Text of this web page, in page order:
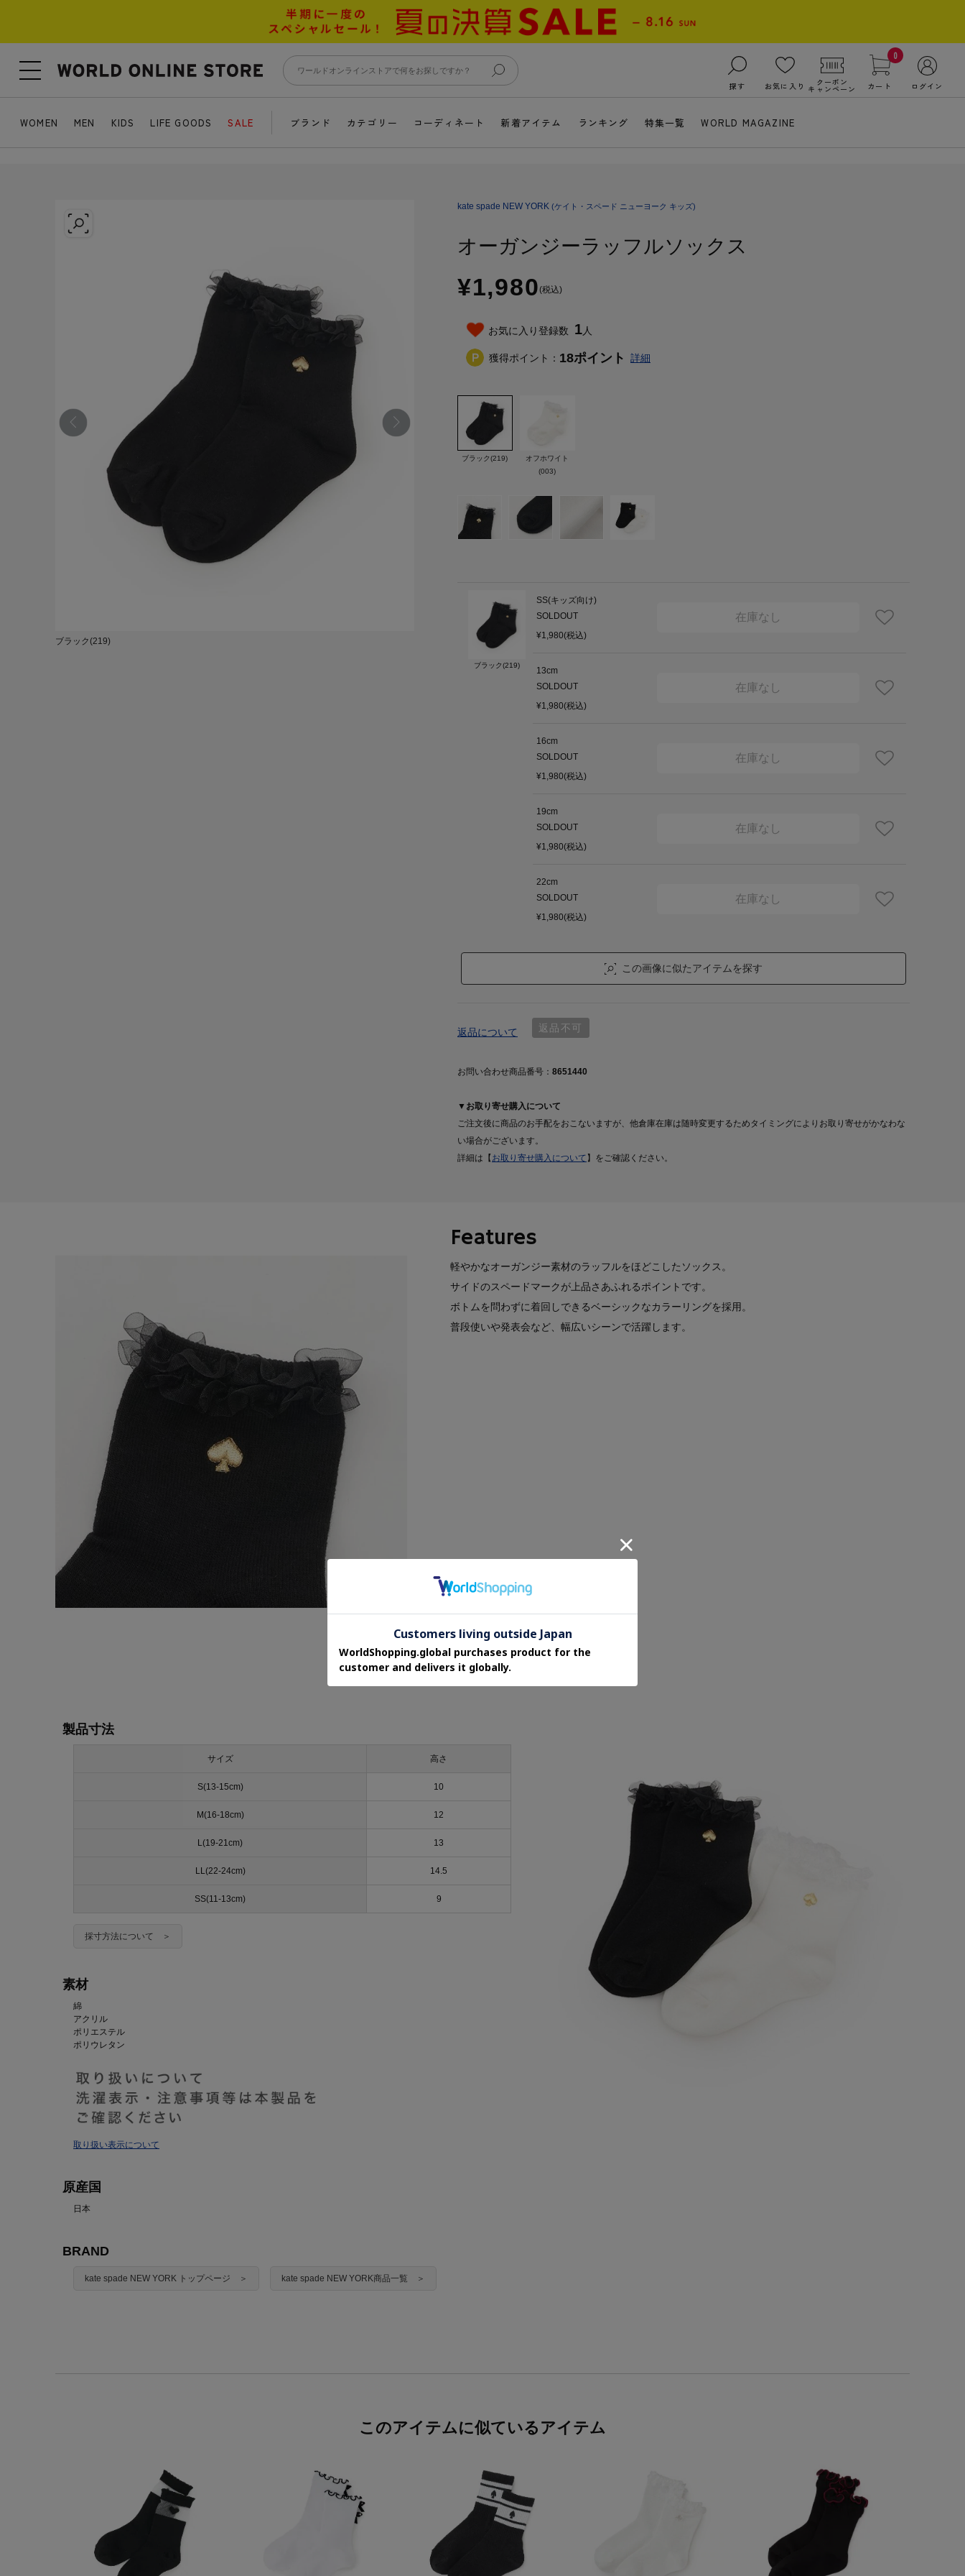
探す お気に入り クーポン
キャンペーン
0
カート ログイン
WOMEN MEN KIDS LIFE GOODS SALE ブランド カテゴリー コーディネート 新着アイテム ランキング 特集一覧 WORLD MAGAZINE
ブラック(219)
kate spade NEW YORK (ケイト・スペード ニューヨーク キッズ)
オーガンジーラッフルソックス
¥1,980(税込)
お気に入り登録数 1人
獲得ポイント： 18ポイント 詳細
ブラック(219)
オフホワイト
(003)
ブラック(219)
SS(キッズ向け)
SOLDOUT
¥1,980(税込)
在庫なし
13cm
SOLDOUT
¥1,980(税込)
在庫なし
16cm
SOLDOUT
¥1,980(税込)
在庫なし
19cm
SOLDOUT
¥1,980(税込)
在庫なし
22cm
SOLDOUT
¥1,980(税込)
在庫なし
この画像に似たアイテムを探す
返品不可
返品について
お問い合わせ商品番号： 8651440
▼お取り寄せ購入について
ご注文後に商品のお手配をおこないますが、他倉庫在庫は随時変更するためタイミングによりお取り寄せがかなわな
い場合がございます。
詳細は【 お取り寄せ購入について 】をご確認ください。
Features
軽やかなオーガンジー素材のラッフルをほどこしたソックス。
サイドのスペードマークが上品さあふれるポイントです。
ボトムを問わずに着回しできるベーシックなカラーリングを採用。
普段使いや発表会など、幅広いシーンで活躍します。
製品寸法
サイズ 高さ
S(13-15cm) 10
M(16-18cm) 12
L(19-21cm) 13
LL(22-24cm) 14.5
SS(11-13cm) 9
採寸方法について ＞
素材
綿
アクリル
ポリエステル
ポリウレタン
取り扱い表示について
原産国
日本
BRAND
kate spade NEW YORK トップページ ＞ kate spade NEW YORK商品一覧 ＞
このアイテムに似ているアイテム